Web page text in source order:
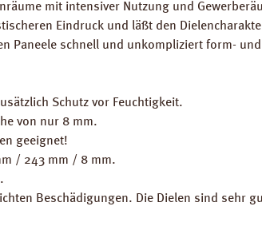
mit intensiver Nutzung und
Eindruck und läßt den
Paneele schnell und unkompliziert form-
Schutz vor Feuchtigkeit.
von nur 8 mm.
geeignet!
/ 243 mm / 8 mm.
Beschädigungen. Die Dielen sind sehr